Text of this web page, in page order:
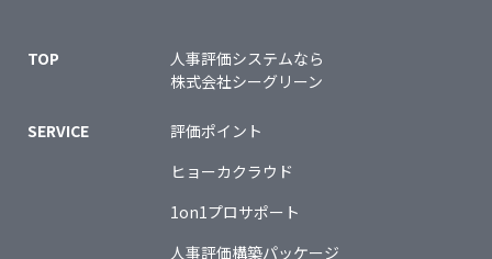
TOP
人事評価システムなら
株式会社シーグリーン
SERVICE
評価ポイント
ヒョーカクラウド
1on1プロサポート
人事評価構築パッケージ